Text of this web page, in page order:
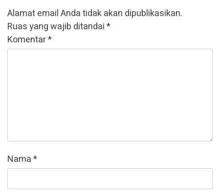
Alamat email Anda tidak akan dipublikasikan.
Ruas yang wajib ditandai*
Komentar*
Nama*